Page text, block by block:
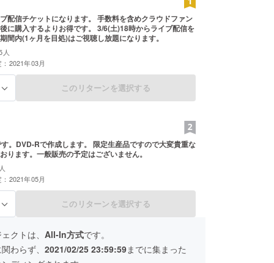
配信チケットになります。 手数料を含めクラウドファン
に購入するよりお得です。 3/6(土)18時からライブ配信を
間内(1ヶ月を目処)はご視聴し放題になります。
人
2021年03月
このリターンを選択する
。DVD-Rで作成します。 限定生産品ですので大変貴重な
ります。一般販売の予定はございません。
2021年05月
このリターンを選択する
クトは、 All-In方式です。
わらず、 2021/02/25 23:59:59までに集まった